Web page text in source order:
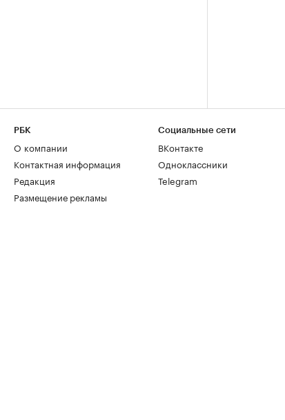
РБК
О компании
Контактная информация
Редакция
Размещение рекламы
Социальные сети
ВКонтакте
Одноклассники
Telegram